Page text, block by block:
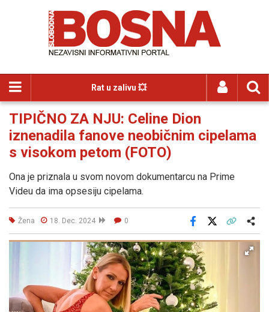
Rat u zalivu 💥
TIPIČNO ZA NJU: Celine Dion
iznenadila fanove neobičnim cipelama
s visokom petom (FOTO)
Ona je priznala u svom novom dokumentarcu na Prime
Videu da ima opsesiju cipelama.
Žena 18. Dec. 2024 0
Facebook